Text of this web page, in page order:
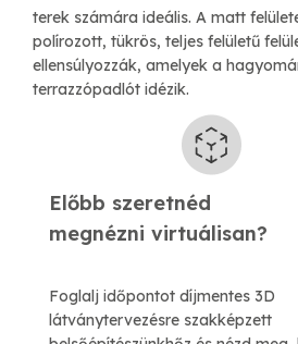
terek számára ideális. A matt
polírozott, tükrös, teljes felületű
ellensúlyozzák, amelyek a
terrazzópadlót idézik.
Előbb szeretnéd
​megnézni virtuálisan?
Foglalj időpontot díjmentes 3D
látványtervezésre szakképzett